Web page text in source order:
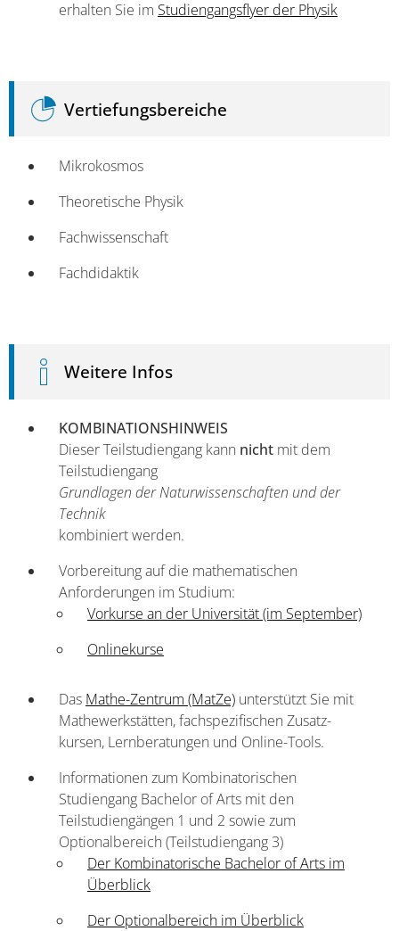
erhalten Sie im Studiengangsflyer der Physik
Vertiefungsbereiche
Mikrokosmos
Theoretische Physik
Fachwissenschaft
Fachdidaktik
Weitere Infos
KOMBINATIONSHINWEIS
Dieser Teilstudiengang kann nicht mit dem
Teilstudiengang
Grundlagen der Naturwissenschaften und der
Technik
kombiniert werden.
Vorbereitung auf die mathematischen
Anforderungen im Studium:
Vorkurse an der Universität (im September)
Onlinekurse
Das Mathe-Zentrum (MatZe) unterstützt Sie mit
Mathe­werkstätten, fach­spezifischen Zusatz­
kursen, Lern­beratungen und Online-Tools.
Informationen zum Kombinatorischen
Studiengang Bachelor of Arts mit den
Teilstudiengängen 1 und 2 sowie zum
Optionalbereich (Teilstudiengang 3)
Der Kombinatorische Bachelor of Arts im
Überblick
Der Optionalbereich im Überblick